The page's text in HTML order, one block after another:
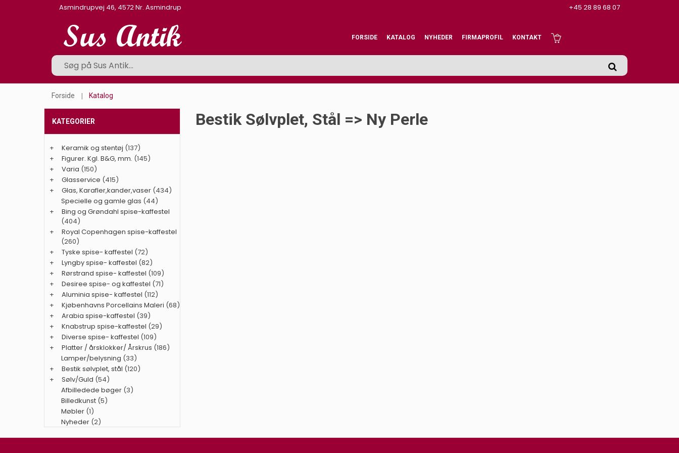
Asmindrupvej 46, 4572 Nr. Asmindrup +45 28 89 68 07
FORSIDE KATALOG NYHEDER FIRMAPROFIL KONTAKT
Forside Katalog
Bestik Sølvplet, Stål => Ny Perle
KATEGORIER
+ Keramik og stentøj (137)
+
Figurer. Kgl. B&G, mm. (145)
+
Varia (150)
+
Glasservice (415)
+
Glas, Karafler,kander,vaser (434)
Specielle og gamle glas (44)
+
Bing og Grøndahl spise-kaffestel
(404)
+
Royal Copenhagen spise-kaffestel
(260)
+
Tyske spise- kaffestel (72)
+
Lyngby spise- kaffestel (82)
+
Rørstrand spise- kaffestel (109)
+
Desiree spise- og kaffestel (71)
+
Aluminia spise- kaffestel (112)
+
Kjøbenhavns Porcellains Maleri (68)
+
Arabia spise-kaffestel (39)
+
Knabstrup spise-kaffestel (29)
+
Diverse spise- kaffestel (109)
+
Platter / årsklokker/ Årskrus (186)
Lamper/belysning (33)
+
Bestik sølvplet, stål (120)
+
Sølv/Guld (54)
Afbilledede bøger (3)
Billedkunst (5)
Møbler (1)
Nyheder (2)